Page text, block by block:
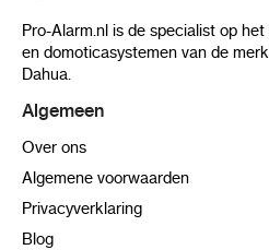
Pro-Alarm.nl is de specialist op
en domoticasystemen van de
Dahua.
Algemeen
Over ons
Algemene voorwaarden
Privacyverklaring
Blog